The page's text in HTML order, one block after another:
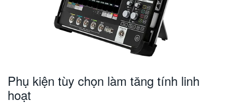
Phụ kiện tùy chọn làm tăng tính linh
hoạt